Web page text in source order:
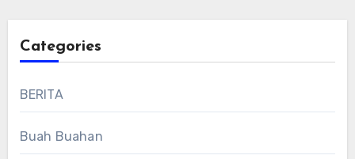
Categories
BERITA
Buah Buahan